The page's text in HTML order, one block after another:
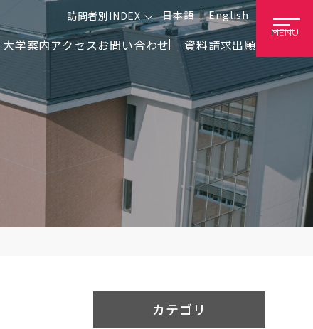
訪問者別INDEX 日本語 English
大学案内アクセスお問い合わせ 資料請求出願
MENU
カテゴリ